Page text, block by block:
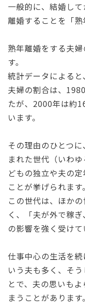
一般的に、結婚し
離婚することを「熟
熟年離婚をする夫
す。
統計データによる
夫婦の割合は、
たが、2000年は約
います。
その理由のひとつ
まれた世代（いわ
どもの独立や夫の
ことが挙げられます。
この世代は、ほか
く、「夫が外で稼
の影響を強く受けて
仕事中心の生活を
いう夫も多く、そ
とで、夫の思いも
まうことがあります。